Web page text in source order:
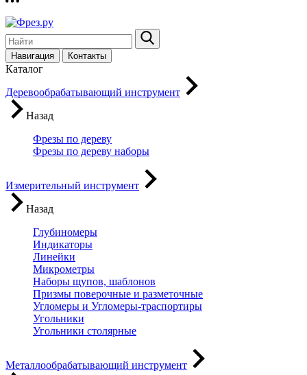
Навигация Контакты
Каталог
Деревообрабатывающий инструмент
Назад
Фрезы по дереву
Фрезы по дереву наборы
Измерительный инструмент
Назад
Глубиномеры
Индикаторы
Линейки
Микрометры
Наборы щупов, шаблонов
Призмы поверочные и разметочные
Угломеры и Угломеры-траспортиры
Угольники
Угольники столярные
Металлообрабатывающий инструмент